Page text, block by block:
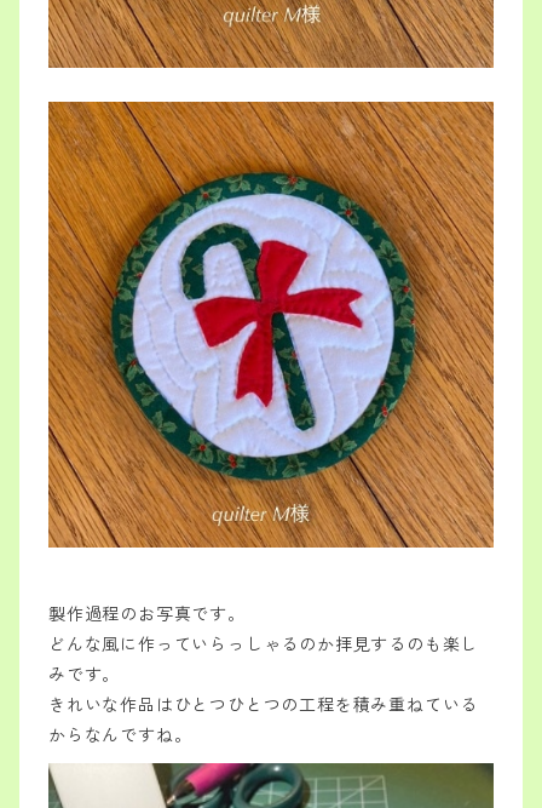
製作過程のお写真です。
どんな風に作っていらっしゃるのか拝見するのも楽し
みです。
きれいな作品はひとつひとつの工程を積み重ねている
からなんですね。